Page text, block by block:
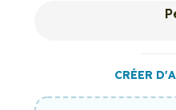
CRÉER